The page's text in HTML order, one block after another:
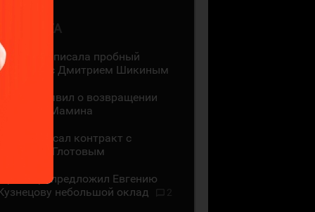
3 АВГУСТА
подписала пробный
с Дмитрием Шикиным
ЦСКА объявил о возвращении
Максима Мамина
СКА подписал контракт с
Василием Глотовым
"Трактор" предложил Евгению
небольшой оклад